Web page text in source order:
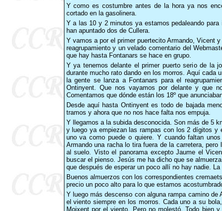
Y como es costumbre antes de la hora ya nos
cortado en la gasolinera.
Y a las 10 y 2 minutos ya estamos pedaleando
han apuntado dos de Cullera.
Y vamos a por el primer puertecito Armando, Vicent
reagrupamiento y un velado comentario del
que hay hasta Fontanars se hace en grupo.
Y ya tenemos delante el primer puerto serio de la
durante mucho rato dando en los morros. Aquí
la gente se lanza a Fontanars para el
Ontinyent. Que nos vayamos por delante y que
Comentamos que dónde están los 18º que
Desde aquí hasta Ontinyent es todo de bajada
tramos y ahora que no nos hace falta nos empuja.
Y llegamos a la subida desconocida. Son más de 5
y luego ya empiezan las rampas con los 2 dígitos y
uno va como puede o quiere. Y cuando faltan
Armando una racha lo tira fuera de la carretera,
al suelo. Visto el panorama excepto Jaume el
buscar el pienso. Jesús me ha dicho que se
que después de esperar un poco allí no hay nadie.
Buenos almuerzos con los correspondientes
precio un poco alto para lo que estamos
Y luego más descenso con alguna rampa camino
el viento siempre en los morros. Cada uno a su
Moixent por el viento. Pero no molestó. Todo bien